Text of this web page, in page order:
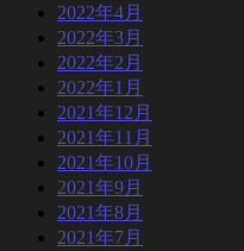
2022年4月
2022年3月
2022年2月
2022年1月
2021年12月
2021年11月
2021年10月
2021年9月
2021年8月
2021年7月